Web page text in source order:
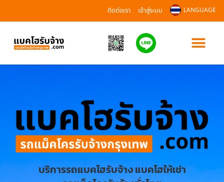
ติดต่อเรา เข้าสู่ระบบ LANGUAGE
บริการรถแบคโฮรับจ้าง แบคโฮให้เช่า